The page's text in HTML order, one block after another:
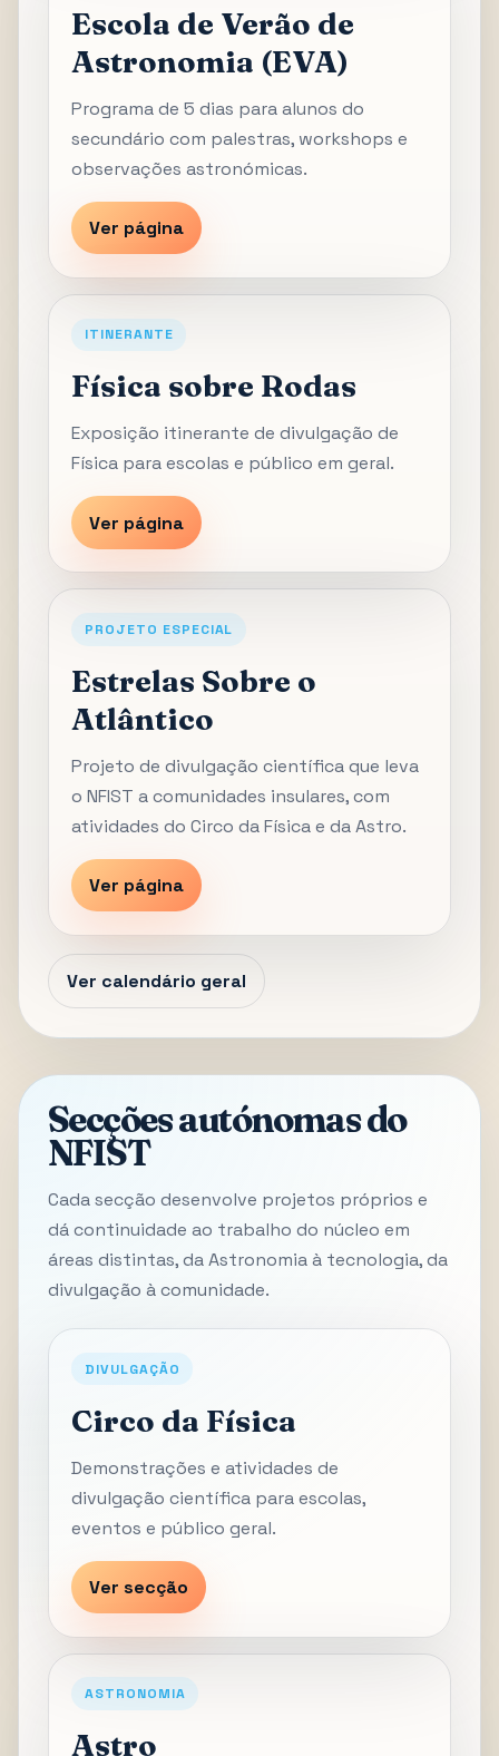
Escola de Verão de
Astronomia (EVA)
Programa de 5 dias para alunos do
secundário com palestras, workshops e
observações astronómicas.
Ver página
ITINERANTE
Física sobre Rodas
Exposição itinerante de divulgação de
Física para escolas e público em geral.
Ver página
PROJETO ESPECIAL
Estrelas Sobre o
Atlântico
Projeto de divulgação científica que leva
o NFIST a comunidades insulares, com
atividades do Circo da Física e da Astro.
Ver página
Ver calendário geral
Secções autónomas do
NFIST
Cada secção desenvolve projetos próprios e
dá continuidade ao trabalho do núcleo em
áreas distintas, da Astronomia à tecnologia, da
divulgação à comunidade.
DIVULGAÇÃO
Circo da Física
Demonstrações e atividades de
divulgação científica para escolas,
eventos e público geral.
Ver secção
ASTRONOMIA
Astro